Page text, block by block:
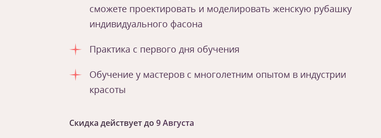
сможете проектировать и моделировать женскую рубашку
индивидуального фасона
Практика с первого дня обучения
Обучение у мастеров с многолетним опытом в индустрии
красоты
Скидка действует до 9 Августа